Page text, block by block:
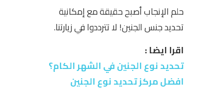
حلم الإنجاب أصبح حقيقة مع إمكانية
تحديد جنس الجنين! لا تترددوا في زيارتنا.
اقرا ايضا :
تحديد نوع الجنين في الشهر الكام؟
افضل مركز تحديد نوع الجنين